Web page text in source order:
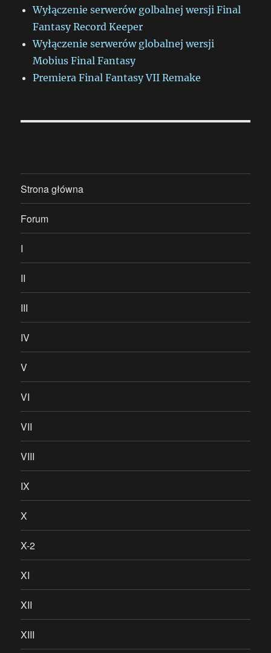
Wyłączenie serwerów golbalnej wersji Final
Fantasy Record Keeper
Wyłączenie serwerów globalnej wersji
Mobius Final Fantasy
Premiera Final Fantasy VII Remake
Strona główna
Forum
I
II
III
IV
V
VI
VII
VIII
IX
X
X-2
XI
XII
XIII